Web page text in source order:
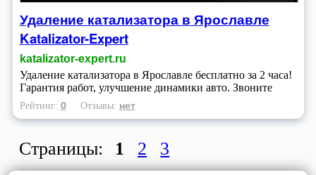
Удаление катализатора в Ярославле
Katalizator-Expert
katalizator-expert.ru
Удаление катализатора в Ярославле бесплатно за 2 часа!
Гарантия работ, улучшение динамики авто. Звоните
Рейтинг: 0 Отзывы: нет
Страницы: 1 2 3